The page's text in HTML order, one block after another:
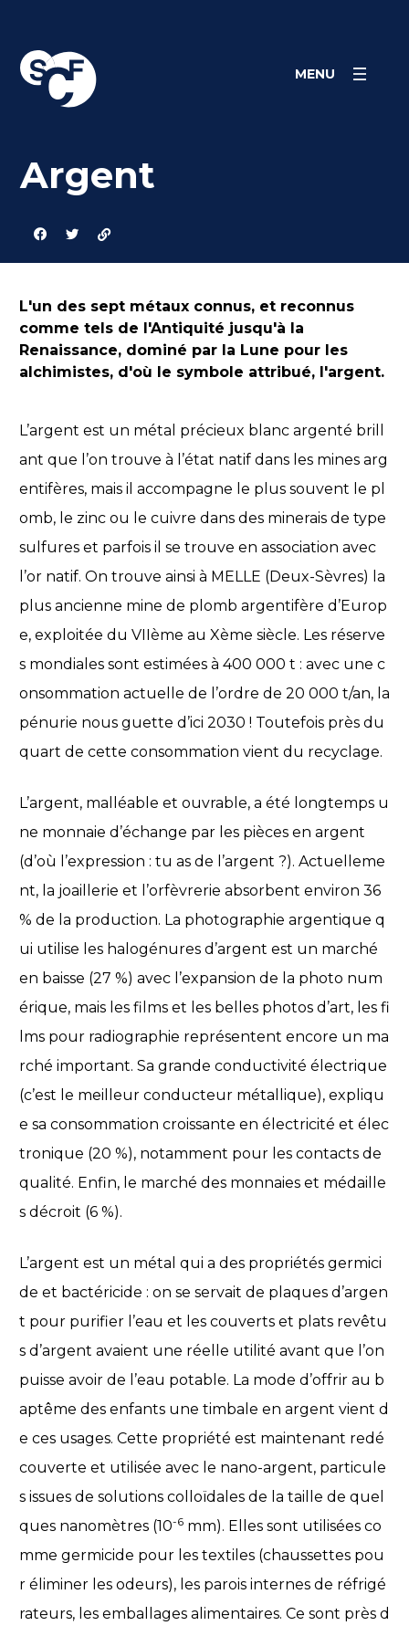
content
MENU
Argent
L'un des sept métaux connus, et reconnus
comme tels de l'Antiquité jusqu'à la
Renaissance, dominé par la Lune pour les
alchimistes, d'où le symbole attribué, l'argent.
L’argent est un métal précieux blanc argenté brill
ant que l’on trouve à l’état natif dans les mines arg
entifères, mais il accompagne le plus souvent le pl
omb, le zinc ou le cuivre dans des minerais de type
sulfures et parfois il se trouve en association avec
l’or natif. On trouve ainsi à MELLE (Deux-Sèvres) la
plus ancienne mine de plomb argentifère d’Europ
e, exploitée du VIIème au Xème siècle. Les réserve
s mondiales sont estimées à 400 000 t : avec une c
onsommation actuelle de l’ordre de 20 000 t/an, la
pénurie nous guette d’ici 2030 ! Toutefois près du
quart de cette consommation vient du recyclage.
L’argent, malléable et ouvrable, a été longtemps u
ne monnaie d’échange par les pièces en argent
(d’où l’expression : tu as de l’argent ?). Actuelleme
nt, la joaillerie et l’orfèvrerie absorbent environ 36
% de la production. La photographie argentique q
ui utilise les halogénures d’argent est un marché
en baisse (27 %) avec l’expansion de la photo num
érique, mais les films et les belles photos d’art, les fi
lms pour radiographie représentent encore un ma
rché important. Sa grande conductivité électrique
(c’est le meilleur conducteur métallique), expliqu
e sa consommation croissante en électricité et élec
tronique (20 %), notamment pour les contacts de
qualité. Enfin, le marché des monnaies et médaille
s décroit (6 %).
L’argent est un métal qui a des propriétés germici
de et bactéricide : on se servait de plaques d’argen
t pour purifier l’eau et les couverts et plats revêtu
s d’argent avaient une réelle utilité avant que l’on
puisse avoir de l’eau potable. La mode d’offrir au b
aptême des enfants une timbale en argent vient d
e ces usages. Cette propriété est maintenant redé
couverte et utilisée avec le nano-argent, particule
s issues de solutions colloïdales de la taille de quel
ques nanomètres (10-6mm). Elles sont utilisées co
mme germicide pour les textiles (chaussettes pou
r éliminer les odeurs), les parois internes de réfrigé
rateurs, les emballages alimentaires. Ce sont près d